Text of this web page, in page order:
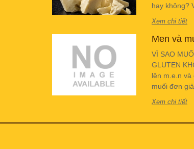
hay không?
Xem chi tiết
Men và
VÌ SAO
GLUTEN
lên m.e.n
muối đơn
Xem chi tiết